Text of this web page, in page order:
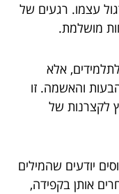
עצמו. רגעים של
מושלמת.
אלא
והאשמה. זו
לקצרנות של
יודעים שהמילים
אותן בקפידה,